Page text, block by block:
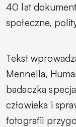
40 lat
społeczne,
Tekst
Mennella,
badaczka
człowieka i
fotografii